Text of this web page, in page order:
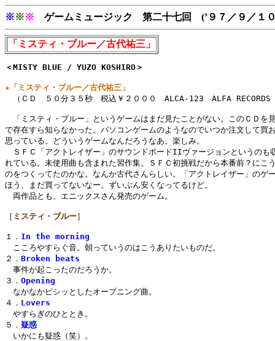
※※※ ゲームミュージック 第二十七回 (’９７／９／
「ミスティ・ブルー／古代祐三」
＜MISTY BLUE / YUZO KOSHIRO＞
★「ミスティ・ブルー／古代祐三」
（ＣＤ　５０分３５秒　税込￥２０００　ALCA-123　ALFA
「ミスティ・ブルー」というゲームはまだ見たことがない。このＣＤを
で存在すら知らなかった。パソコンゲームのようなのでいつか注文して買
思っている。どういうゲームなんだろうなあ。楽しみ。
ＳＦＣ「アクトレイザー」のサウンドボードIIヴァージョンというのも
れている。未使用曲も含まれた習作集。ＳＦＣ初挑戦だから本番前？にこ
のをつくってたのかな。なんか古代さんらしい。「アクトレイザー」のゲ
ほう、まだ買ってないなー。ずいぶん安くなってるけど。
両作品とも、エニックスさん発売のゲーム。
［ ミスティ・ブルー］
１． In the morning
こころやすらぐ音。朝っていうのはこうありたいものだ。
２． Broken beats
事件が起こったのだろうか。
３． Opening
なかなかピシッとしたオープニング曲。
４． Lovers
やすらぎのひととき。
５． 疑惑
いかにも疑惑（笑）。